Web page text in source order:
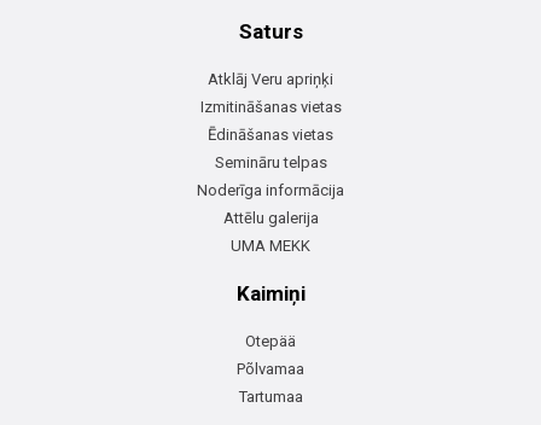
Saturs
Atklāj Veru apriņķi
Izmitināšanas vietas
Ēdināšanas vietas
Semināru telpas
Noderīga informācija
Attēlu galerija
UMA MEKK
Kaimiņi
Otepää
Põlvamaa
Tartumaa